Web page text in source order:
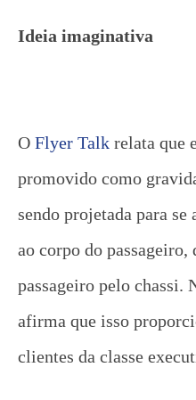
Ideia imaginativa
O Flyer Talk relata que
promovido como
sendo projetada para
ao corpo do
passageiro pelo
afirma que isso
clientes da classe